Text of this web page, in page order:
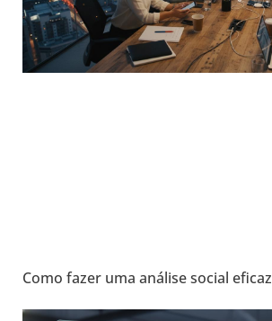
Como fazer uma análise social eficaz